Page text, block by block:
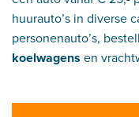
huurauto’s in diverse
personenauto’s,
koelwagens en